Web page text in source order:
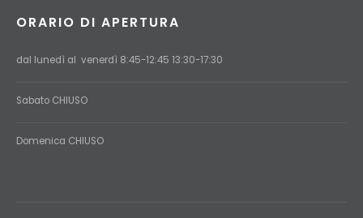
ORARIO DI APERTURA
dal lunedì al venerdì 8:45-12:45 13:30-17:30
Sabato CHIUSO
Domenica CHIUSO